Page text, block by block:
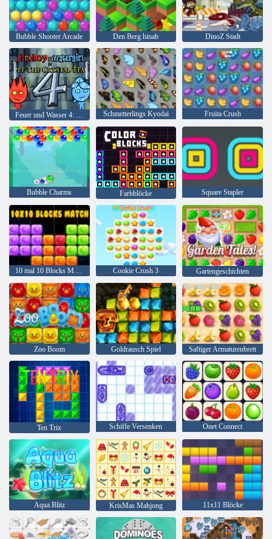
Bubble Shooter Arcade Den Berg hinab DinoZ Stadt
Schmetterlings Kyodai Fruita Crush
Bubble Charms Farbblöcke Square Stapler
10 mal 10 Blocks Match Cookie Crush 3 Gartengeschichten
Zoo Boom Goldrausch Spiel Saftiger Armaturenbrett
Ten Trix Schiffe Versenken Onet Connect
Aqua Blitz KrisMas Mahjong 11x11 Blöcke